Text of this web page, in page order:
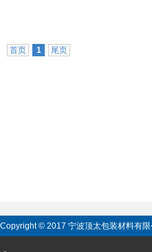
能，AL铝箔是为了增加阻隔性
用耐水PVA 高阻隔涂层的1铝箔
首页 1 尾页
Copyright © 2017 宁波顶太包装材料有